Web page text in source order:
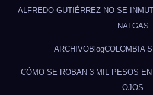
ALFREDO GUTIÉRREZ NO SE
NALGAS
ARCHIVOBlogCOLOMBIA
CÓMO SE ROBAN 3 MIL PESOS
OJOS